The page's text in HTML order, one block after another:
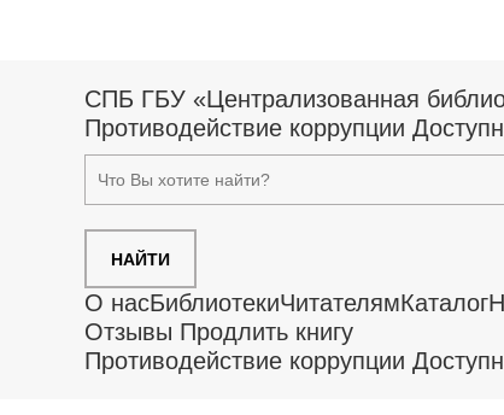
СПБ ГБУ «Централизованная
Противодействие коррупции
НАЙТИ
О насБиблиотекиЧитателямКаталог
Отзывы Продлить книгу
Противодействие коррупции